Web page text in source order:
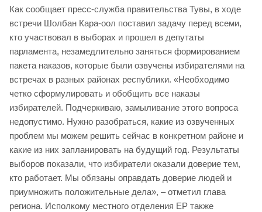
Как сообщает пресс-служба правительства Тувы, в ходе
встречи Шолбан Кара-оол поставил задачу перед всеми,
кто участвовал в выборах и прошел в депутаты
парламента, незамедлительно заняться формированием
пакета наказов, которые были озвучены избирателями на
встречах в разных районах республики. «Необходимо
четко сформулировать и обобщить все наказы
избирателей. Подчеркиваю, замыливание этого вопроса
недопустимо. Нужно разобраться, какие из озвученных
проблем мы можем решить сейчас в конкретном районе и
какие из них запланировать на будущий год. Результаты
выборов показали, что избиратели оказали доверие тем,
кто работает. Мы обязаны оправдать доверие людей и
приумножить положительные дела», – отметил глава
региона. Исполкому местного отделения ЕР также